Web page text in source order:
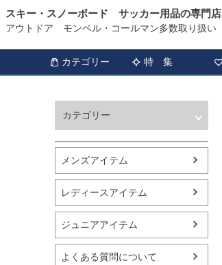
スキー・スノーボード サッカー用品の専門店
アウトドア モンベル・コールマン多数取り扱い
カテゴリー 特 集
カテゴリー
バスケットボール
シューズ
ランニング用品
スポーツアパレル
テニス
メンズアイテム
レディースアイテム
ジュニアアイテム
よくある質問について